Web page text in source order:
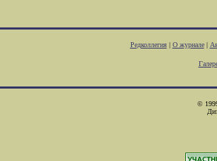
Редколлегия| О журнале|
©